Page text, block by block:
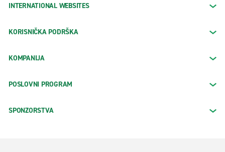
INTERNATIONAL WEBSITES
KORISNIČKA PODRŠKA
KOMPANIJA
POSLOVNI PROGRAM
SPONZORSTVA